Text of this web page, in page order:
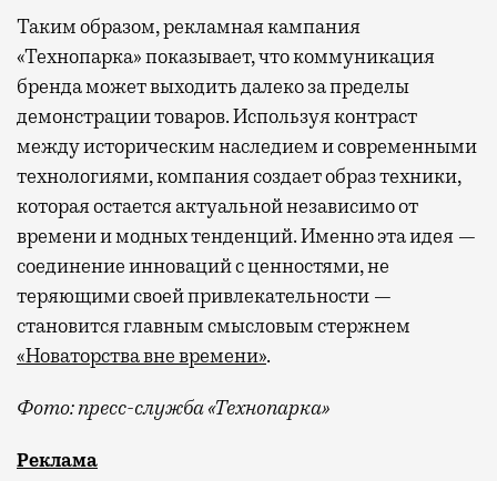
Таким образом, рекламная кампания
«Технопарка» показывает, что коммуникация
бренда может выходить далеко за пределы
демонстрации товаров. Используя контраст
между историческим наследием и современными
технологиями, компания создает образ техники,
которая остается актуальной независимо от
времени и модных тенденций. Именно эта идея —
соединение инноваций с ценностями, не
теряющими своей привлекательности —
становится главным смысловым стержнем
«Новаторства вне времени».
Фото: пресс-служба «Технопарка»
Рекламные кампании техники редко выходят за
Реклама